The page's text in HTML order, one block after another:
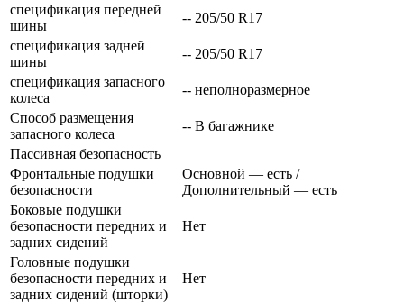
спецификация передней
шины
-- 205/50 R17
спецификация задней
шины
-- 205/50 R17
спецификация запасного
колеса
-- неполноразмерное
Способ размещения
запасного колеса
-- В багажнике
Пассивная безопасность
Фронтальные подушки
безопасности
Основной — есть /
Дополнительный — есть
Боковые подушки
безопасности передних и
задних сидений
Нет
Головные подушки
безопасности передних и
задних сидений (шторки)
Нет